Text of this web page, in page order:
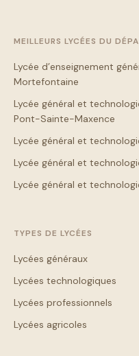
MEILLEURS LYCÉES DU
Lycée d’enseignement
Mortefontaine
Lycée général et
Pont-Sainte-Maxence
Lycée général et
Lycée général et
Lycée général et
TYPES DE LYCÉES
Lycées généraux
Lycées technologiques
Lycées professionnels
Lycées agricoles